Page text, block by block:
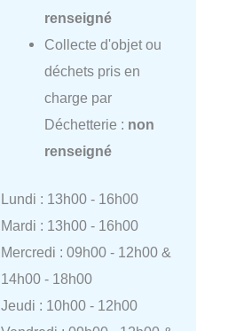
renseigné
Collecte d'objet ou
déchets pris en
charge par
Déchetterie : non
renseigné
Lundi : 13h00 - 16h00
Mardi : 13h00 - 16h00
Mercredi : 09h00 - 12h00 &
14h00 - 18h00
Jeudi : 10h00 - 12h00